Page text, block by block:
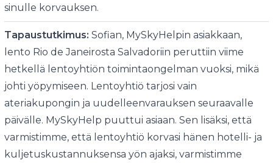
sinulle korvauksen.
Tapaustutkimus: Sofian, MySkyHelpin asiakkaan,
lento Rio de Janeirosta Salvadoriin peruttiin viime
hetkellä lentoyhtiön toimintaongelman vuoksi, mikä
johti yöpymiseen. Lentoyhtiö tarjosi vain
ateriakupongin ja uudelleenvarauksen seuraavalle
päivälle. MySkyHelp puuttui asiaan. Sen lisäksi, että
varmistimme, että lentoyhtiö korvasi hänen hotelli- ja
kuljetuskustannuksensa yön ajaksi, varmistimme